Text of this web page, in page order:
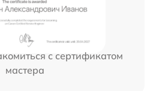
с сертификатом
мастера